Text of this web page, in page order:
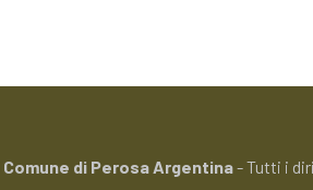
Comune di Perosa Argentina- Tutti i